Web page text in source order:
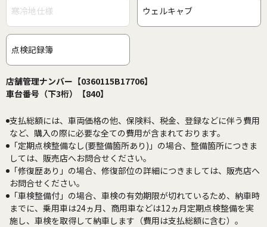
寒冷地仕様 ウェルキャブ
点検記録簿
店舗管理ナンバー【0360115B17706】
車台番号（下3桁）【840】
支払総額には、車両価格の他、保険料、税金、登録などに伴う費用
など、購入の際に必要な全ての費用が含まれております。
「定期点検整備なし(要整備箇所あり)」の場合、整備箇所につきま
しては、販売店へお問合せください。
「修復歴あり」の場合、修復部位の詳細につきましては、販売店へ
お問合せください。
「車検整備付」の場合、車検の有効期限が切れているため、納車時
までに、乗用車は24ヵ月、商用車などは12ヵ月定期点検整備を実
施し、車検を取得して納車します（費用は支払総額に含む）。